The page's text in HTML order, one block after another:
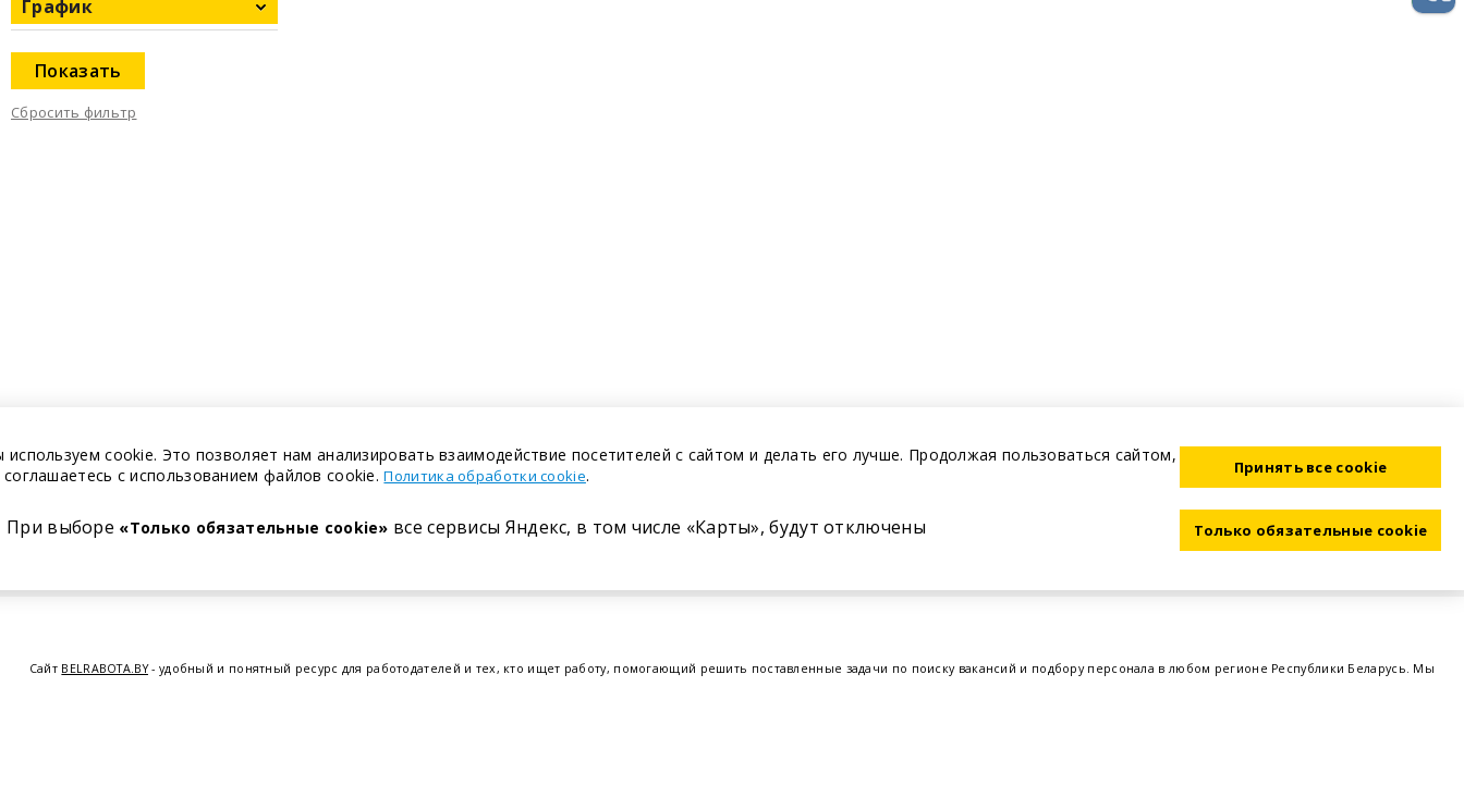
График
Показать
Сбросить фильтр
Сайт BELRABOTA.BY- удобный и понятный ресурс для работодателей и тех, кто ищет работу, помогающий решить поставленные задачи по поиску вакансий и подбору персонала в любом регионе Республики Беларусь. Мы
cookie. Это позволяет нам анализировать взаимодействие посетителей с сайтом и делать его лучше. Продолжая пользоваться сайтом,
с использованием файлов cookie.Политика обработки cookie.
При выборе «Только обязательные cookie» все сервисы Яндекс, в том числе «Карты», будут отключены
Принять все cookie
Только обязательные cookie